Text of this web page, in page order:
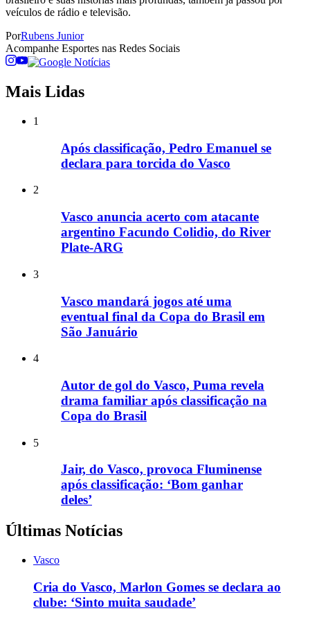
veículos de rádio e televisão.
PorRubens Junior
Acompanhe Esportes nas Redes Sociais
Mais Lidas
1
Após classificação, Pedro Emanuel se
declara para torcida do Vasco
2
Vasco anuncia acerto com atacante
argentino Facundo Colidio, do River
Plate-ARG
3
Vasco mandará jogos até uma
eventual final da Copa do Brasil em
São Januário
4
Autor de gol do Vasco, Puma revela
drama familiar após classificação na
Copa do Brasil
5
Jair, do Vasco, provoca Fluminense
após classificação: ‘Bom ganhar
deles’
Últimas Notícias
Vasco
Cria do Vasco, Marlon Gomes se declara ao
clube: ‘Sinto muita saudade’